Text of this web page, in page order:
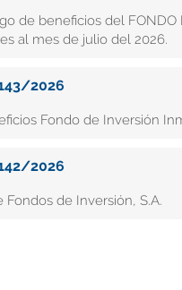
de beneficios del FONDO
al mes de julio del 2026.
2026
Fondo de Inversión
2026
de Inversión, S.A.